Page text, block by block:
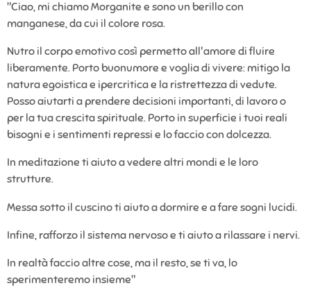
"Ciao, mi chiamo Morganite e sono un berillo con
manganese, da cui il colore rosa.
Nutro il corpo emotivo così permetto all'amore di fluire
liberamente. Porto buonumore e voglia di vivere: mitigo la
natura egoistica e ipercritica e la ristrettezza di vedute.
Posso aiutarti a prendere decisioni importanti, di lavoro o
per la tua crescita spirituale. Porto in superficie i tuoi reali
bisogni e i sentimenti repressi e lo faccio con dolcezza.
In meditazione ti aiuto a vedere altri mondi e le loro
strutture.
Messa sotto il cuscino ti aiuto a dormire e a fare sogni lucidi.
Infine, rafforzo il sistema nervoso e ti aiuto a rilassare i nervi.
In realtà faccio altre cose, ma il resto, se ti va, lo
sperimenteremo insieme"